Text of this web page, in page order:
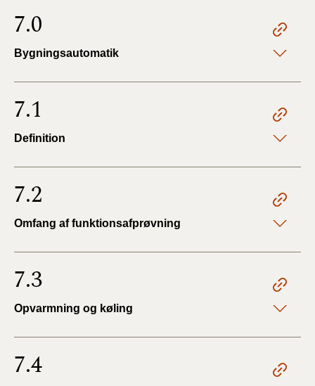
7.0
Bygningsautomatik
7.1
Definition
7.2
Omfang af funktionsafprøvning
7.3
Opvarmning og køling
7.4